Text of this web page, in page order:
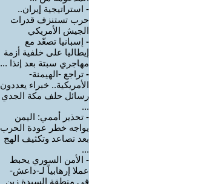
- استراتيجية إيران..
حرب تستنزف قدرات
الجيش الأمريكي
- إسبانيا تصعّد مع
إيطاليا على خلفية أزمة
مهاجري سبتة بعد إنذا ...
- تراجع -الهيمنة-
الأمريكية.. خبراء يعددون
رسائل حلف مكة الجدي
...
- تحذير أممي: اليمن
يواجه خطر عودة الحرب
بعد تصاعد وتكثيف الهج
...
- الأمن السوري يحبط
عملا إرهابياً لـ-داعش-
في منطقة السيدة زين